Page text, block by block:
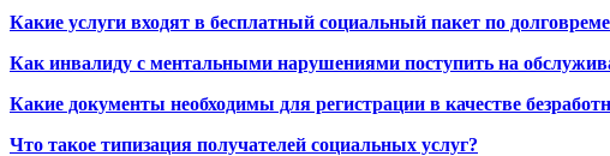
Какие услуги входят в бесплатный социальный пакет по
Как инвалиду с ментальными нарушениями поступить на
Какие документы необходимы для регистрации в качестве
Что такое типизация получателей социальных услуг?